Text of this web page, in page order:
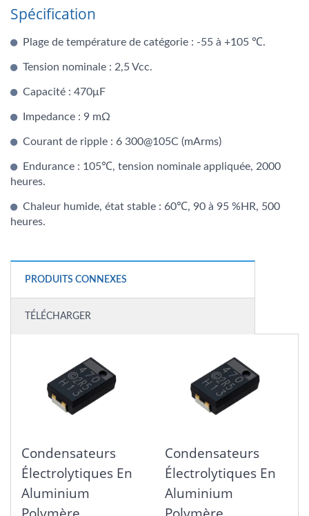
Spécification
Plage de température de catégorie : -55 à +105 ℃.
Tension nominale : 2,5 Vcc.
Capacité : 470μF
Impedance : 9 mΩ
Courant de ripple : 6 300@105C (mArms)
Endurance : 105℃, tension nominale appliquée, 2000
heures.
Chaleur humide, état stable : 60℃, 90 à 95 %HR, 500
heures.
PRODUITS CONNEXES
TÉLÉCHARGER
Condensateurs
Électrolytiques En
Aluminium
Condensateurs
Électrolytiques En
Aluminium